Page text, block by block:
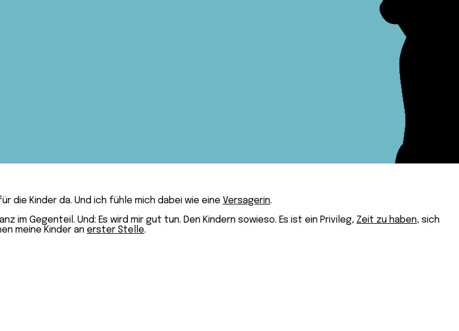
die Kinder da. Und ich fühle mich dabei wie eine Versagerin.
Gegenteil. Und: Es wird mir gut tun. Den Kindern sowieso. Es ist ein Privileg, Zeit zu haben, sich
meine Kinder an erster Stelle.